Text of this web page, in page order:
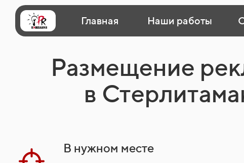
Главная Наши работы
Размещение
в
В нужном месте